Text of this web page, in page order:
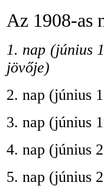
Az 1908-as
1. nap (június
jövője)
2. nap (június
3. nap (június
4. nap (június
5. nap (június